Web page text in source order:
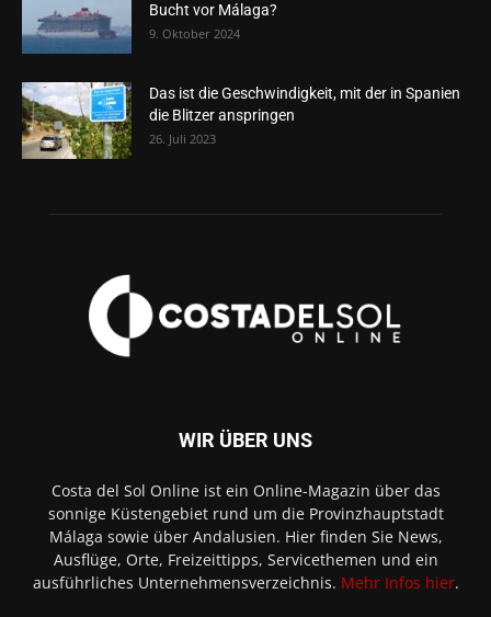
Bucht vor Málaga?
9. Oktober 2024
Das ist die Geschwindigkeit, mit der in Spanien
die Blitzer anspringen
26. Juli 2023
WIR ÜBER UNS
Costa del Sol Online ist ein Online-Magazin über das
sonnige Küstengebiet rund um die Provinzhauptstadt
Málaga sowie über Andalusien. Hier finden Sie News,
Ausflüge, Orte, Freizeittipps, Servicethemen und ein
ausführliches Unternehmensverzeichnis. Mehr Infos hier.